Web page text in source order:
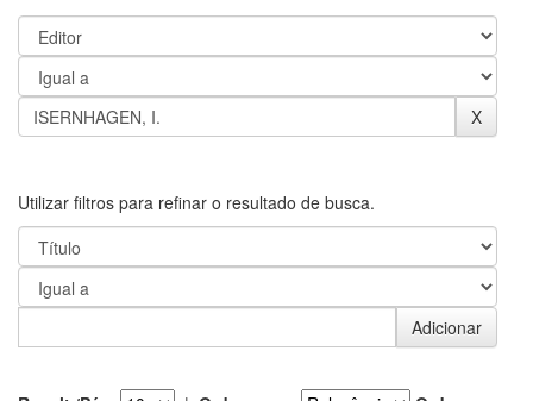
Utilizar filtros para refinar o resultado de busca.